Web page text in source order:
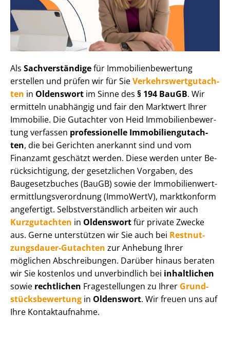
Als Sachverständigefür Im­mo­bi­li­en­be­wer­tung
erstellen und prüfen wir für SieVer­kehrs­wert­gut­ach­
ten in Oldenswort im Sinne des § 194 BauGB. Wir
ermitteln unabhängig und fair den Marktwert Ihrer
Immobilie. Die Gutachter von Heid Im­mo­bi­li­en­be­wer­
tung verfassen professionelle Im­mo­bi­li­en­gut­ach­
ten, die bei Gerichten anerkannt sind und vom
Finanzamt geschätzt werden. Diese werden unter Be­
rück­sich­ti­gung, der gesetzlichen Vorgaben, des
Baugesetzbuches (BauGB) sowie der Im­mo­bi­li­en­wert­
ermitt­lungs­ver­ord­nung (ImmoWertV), marktkonform
angefertigt. Selbst­ver­ständ­lich arbeiten wir auch
Kurzgutachten in Oldenswortfür private Zwecke
aus. Gerne unterstützen wir Sie auch bei Rest­nut­
zungs­dau­er-Gutachten zur Anhebung Ihrer
möglichen Abschreibungen. Darüber hinaus beraten
wir Sie kostenlos und unverbindlich bei inhaltlichen
sowie rechtlichen Fragestellungen zu Ihrer Grund­
stücks­be­wer­tung in Oldenswort. Wir freuen uns auf
Ihre Kontaktaufnahme.